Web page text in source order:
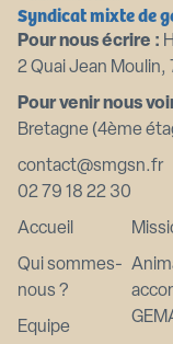
Syndicat mixte de
Pour nous écrire :
2 Quai Jean Moulin,
Pour venir nous
Bretagne (4ème
contact@smgsn.fr
02 79 18 22 30
Accueil
Qui sommes-
nous ?
Equipe